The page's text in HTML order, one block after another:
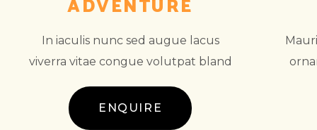
In iaculis nunc sed augue lacus
viverra vitae congue volutpat bland
ENQUIRE